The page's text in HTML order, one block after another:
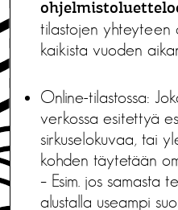
tilastojen yhteyteen
kaikista vuoden
Online-tilastossa:
verkossa esitettyä
sirkuselokuvaa, tai
kohden täytetään
– Esim. jos samasta
alustalla useampi